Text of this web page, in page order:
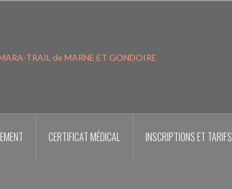
CERTIFICAT MÉDICAL INSCRIPTIONS ET TARIFS